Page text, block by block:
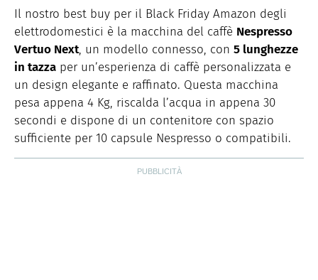
Il nostro best buy per il Black Friday Amazon degli
elettrodomestici è la macchina del caffè Nespresso
Vertuo Next, un modello connesso, con 5 lunghezze
in tazza per un’esperienza di caffè personalizzata e
un design elegante e raffinato. Questa macchina
pesa appena 4 Kg, riscalda l’acqua in appena 30
secondi e dispone di un contenitore con spazio
sufficiente per 10 capsule Nespresso o compatibili.